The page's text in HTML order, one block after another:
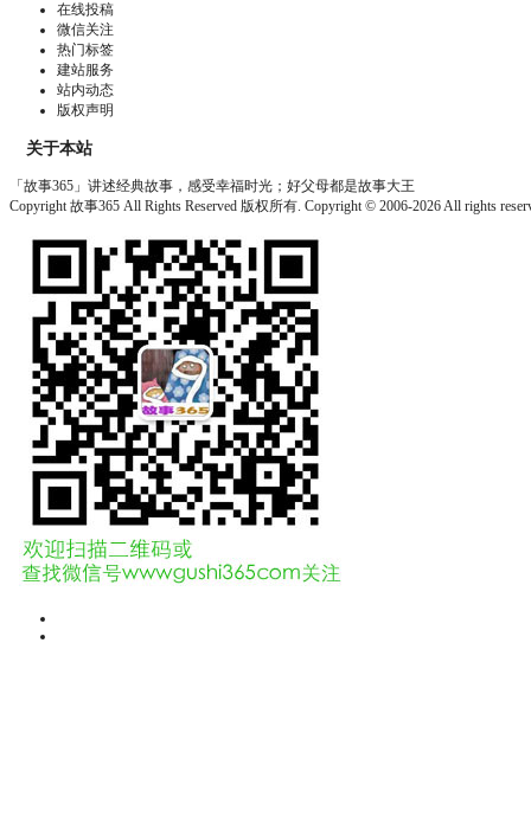
在线投稿
微信关注
热门标签
建站服务
站内动态
版权声明
关于本站
「故事365」讲述经典故事，感受幸福时光；好父母都是故事大王
Copyright 故事365 All Rights Reserved 版权所有. Copyright © 2006-2026 All rights